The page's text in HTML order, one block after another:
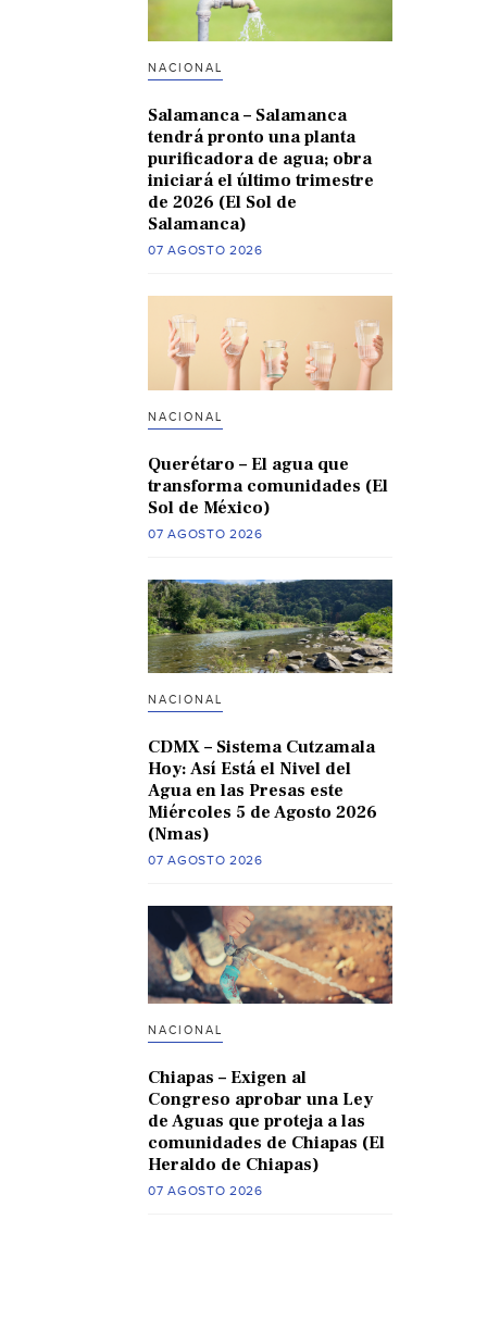
NACIONAL
Salamanca – Salamanca
tendrá pronto una planta
purificadora de agua; obra
iniciará el último trimestre
de 2026 (El Sol de
Salamanca)
07 AGOSTO 2026
NACIONAL
Querétaro – El agua que
transforma comunidades (El
Sol de México)
07 AGOSTO 2026
NACIONAL
CDMX – Sistema Cutzamala
Hoy: Así Está el Nivel del
Agua en las Presas este
Miércoles 5 de Agosto 2026
(Nmas)
07 AGOSTO 2026
NACIONAL
Chiapas – Exigen al
Congreso aprobar una Ley
de Aguas que proteja a las
comunidades de Chiapas (El
Heraldo de Chiapas)
07 AGOSTO 2026